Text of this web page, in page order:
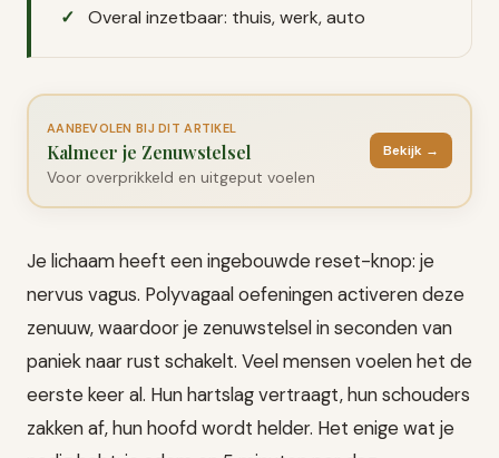
Overal inzetbaar: thuis, werk, auto
AANBEVOLEN BIJ DIT ARTIKEL
Kalmeer je Zenuwstelsel
Voor overprikkeld en uitgeput voelen
Bekijk →
Je lichaam heeft een ingebouwde reset-knop: je
nervus vagus. Polyvagaal oefeningen activeren deze
zenuuw, waardoor je zenuwstelsel in seconden van
paniek naar rust schakelt. Veel mensen voelen het de
eerste keer al. Hun hartslag vertraagt, hun schouders
zakken af, hun hoofd wordt helder. Het enige wat je